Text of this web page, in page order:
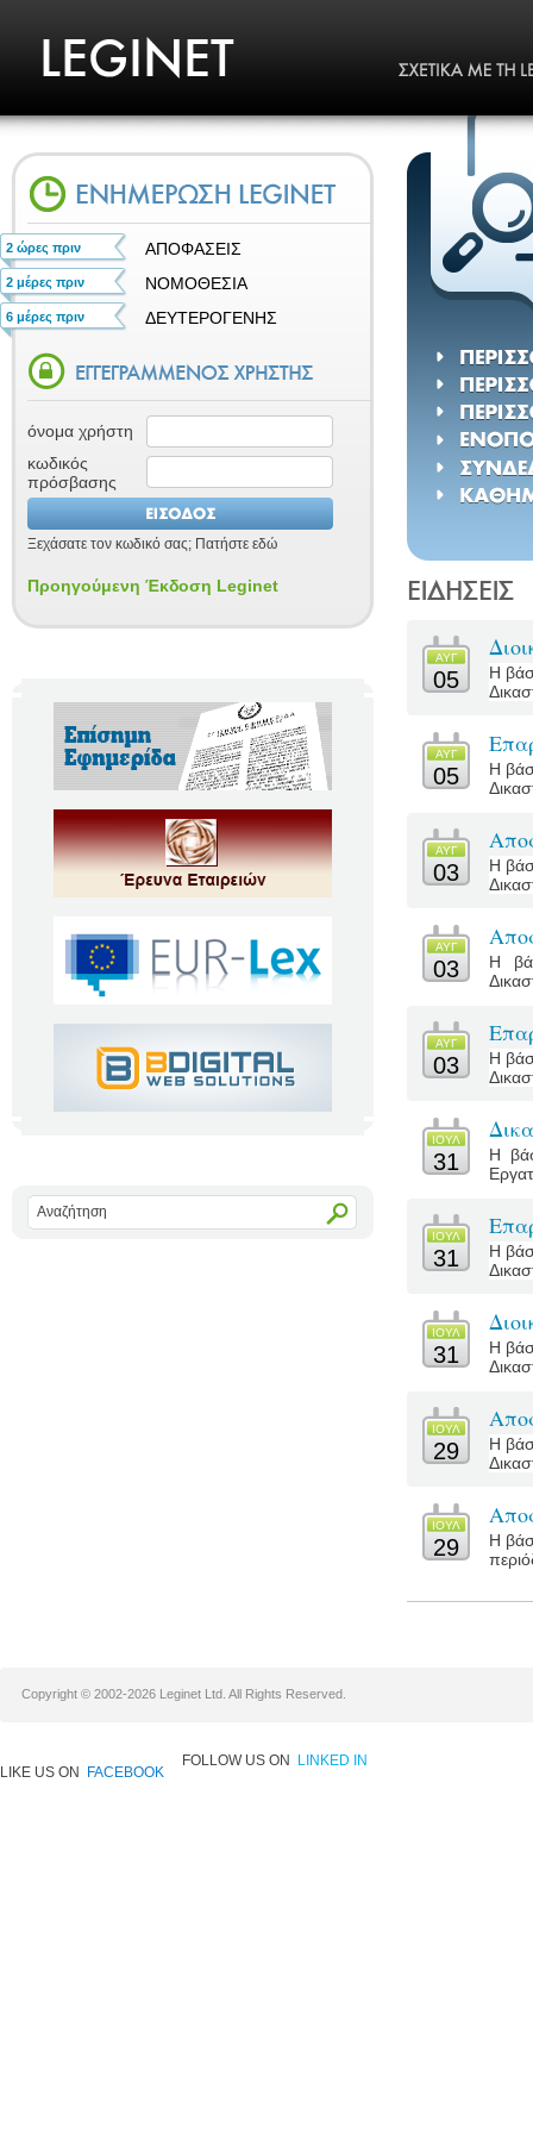
2 ώρες πριν ΑΠΟΦΑΣΕΙΣ
2 μέρες πριν ΝΟΜΟΘΕΣΙΑ
6 μέρες πριν ΔΕΥΤΕΡΟΓΕΝΗΣ
όνομα χρήστη
κωδικός
πρόσβασης
Ξεχάσατε τον κωδικό σας; Πατήστε εδώ
Προηγούμενη Έκδοση Leginet
ΑΥΓ
05
Η
ΑΥΓ
05
Η
ΑΥΓ
03
Η
ΑΥΓ
03
Η
ΑΥΓ
03
Η
ΙΟΥΛ
31
Η
ΙΟΥΛ
31
Η
ΙΟΥΛ
31
Η
ΙΟΥΛ
29
Η
ΙΟΥΛ
29
Η
Copyright © 2002-2026 Leginet Ltd. All Rights Reserved.
LIKE US ON FACEBOOK
FOLLOW US ON LINKED IN